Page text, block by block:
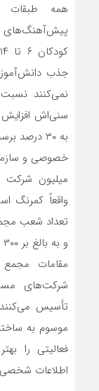
همه طبقات
پیش‌آهنگ‌های
جذب
نمی‌کنند
به ۳۰
میلیون
تعداد شعب
مقامات
شرکت‌های
تأسیس
موسوم به
فعالیتی را
اطلاعات شخصی